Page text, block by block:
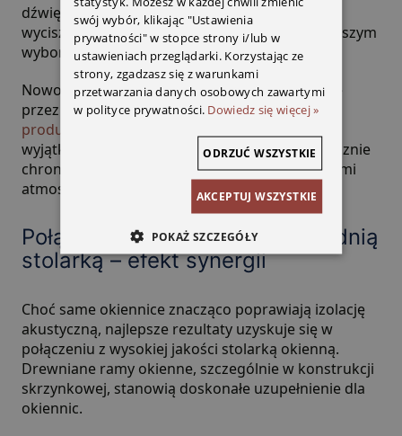
dźwięków. Jeśli więc zależy Ci na maksymalnym
wyciszeniu wnętrza, pełne skrzydła będą najlepszym
wyborem.
Nowoczesne technologie produkcji, stosowane
przez firmy takie jakdrzwi i okna drewniane
producent
wyjątkowej szczelności i trwałości, które skutecznie
chronią zarówno przed hałasem, jak i warunkami
atmosferycznymi.
Połączenie okiennic z odpowiednią
stolarką – efekt synergii
Choć same okiennice znacząco poprawiają izolację
akustyczną, najlepsze rezultaty uzyskuje się w
połączeniu z wysokiej jakości stolarką okienną.
Drewniane ramy okienne, szczególnie w konstrukcji
skrzynkowej, stanowią doskonałe uzupełnienie dla
okiennic.
ITALIAN
swój wybór, klikając "Ustawienia
prywatności" w stopce strony i/lub w
ustawieniach przeglądarki. Korzystając ze
strony, zgadzasz się z warunkami
przetwarzania danych osobowych zawartymi
w polityce prywatności. Dowiedz się więcej »
AKCEPTUJ WSZYSTKIE
ODRZUĆ WSZYSTKIE
POKAŻ SZCZEGÓŁY